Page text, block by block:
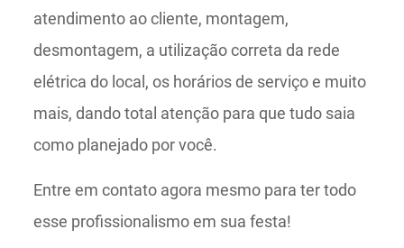
atendimento ao cliente, montagem,
desmontagem, a utilização correta da rede
elétrica do local, os horários de serviço e muito
mais, dando total atenção para que tudo saia
como planejado por você.
Entre em contato agora mesmo para ter todo
esse profissionalismo em sua festa!